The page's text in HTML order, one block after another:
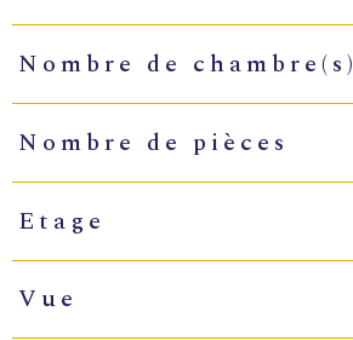
Nombre de chambre(s)
Nombre de pièces
Etage
Vue